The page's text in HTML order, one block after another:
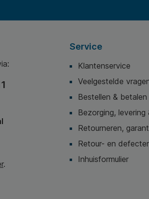
.
Service
Klantenservice
Veelgestelde
Bestellen & betalen
Bezorging, levering
Retourneren,
Retour- en
Inhuisformulier